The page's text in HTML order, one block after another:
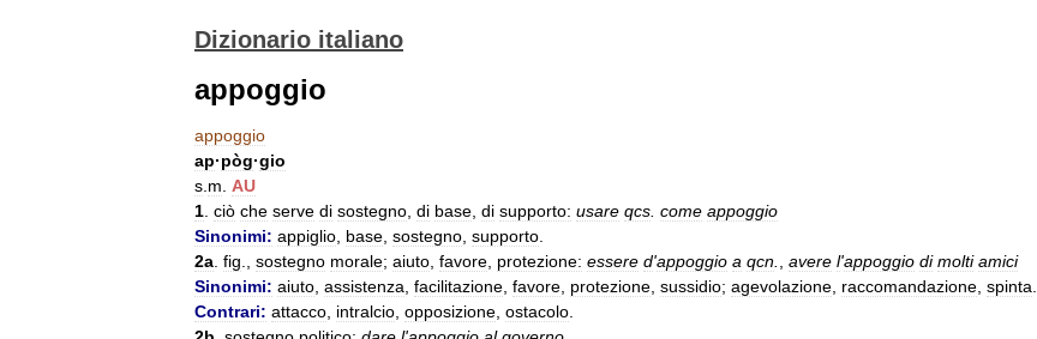
Dizionario italiano
appoggio
appoggio
ap·pòg·gio
s m
AU
1 ciò che serve di sostegno di base di supporto: usare qcs come appoggio
Sinonimi: appiglio base sostegno supporto
2a fig sostegno morale; aiuto favore protezione: essere d'appoggio a qcn avere l'appoggio di molti amici
Sinonimi: aiuto assistenza facilitazione favore protezione sussidio; agevolazione raccomandazione spinta
Contrari: attacco intralcio opposizione ostacolo